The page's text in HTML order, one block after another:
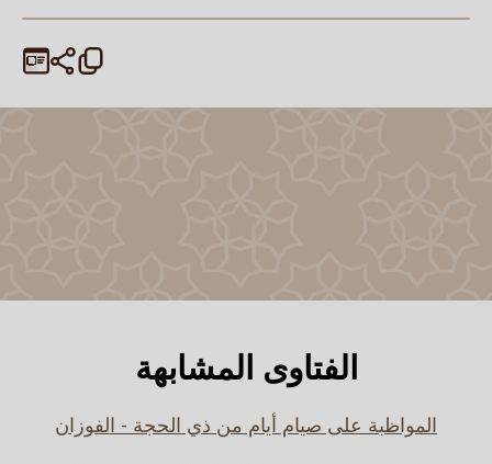
الفتاوى المشابهة
المواظبة على صيام أيام من ذي الحجة - الفوزان